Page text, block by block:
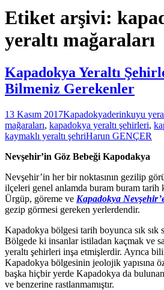
Etiket arşivi:
yeraltı mağaraları
Kapadokya Yeraltı
Bilmeniz Gerekenler
13 Kasım 2017Kapadokyaderinkuyu
mağaraları, kapadokya yeraltı şehirleri,
kaymaklı yeraltı şehriHarun GENÇER
Nevşehir’in Göz Bebeği Kapodakya
Nevşehir’in her bir noktasının gezilip
ilçeleri genel anlamda buram buram tarih
Ürgüp, göreme ve Kapadokya
gezip görmesi gereken yerlerdendir.
Kapadokya bölgesi tarih boyunca sık sık
Bölgede ki insanlar istiladan kaçmak ve
yeraltı şehirleri inşa etmişlerdir. Ayrıca
Kapadokya bölgesinin jeolojik yapısına
başka hiçbir yerde Kapadokya da
ve benzerine rastlanmamıştır.